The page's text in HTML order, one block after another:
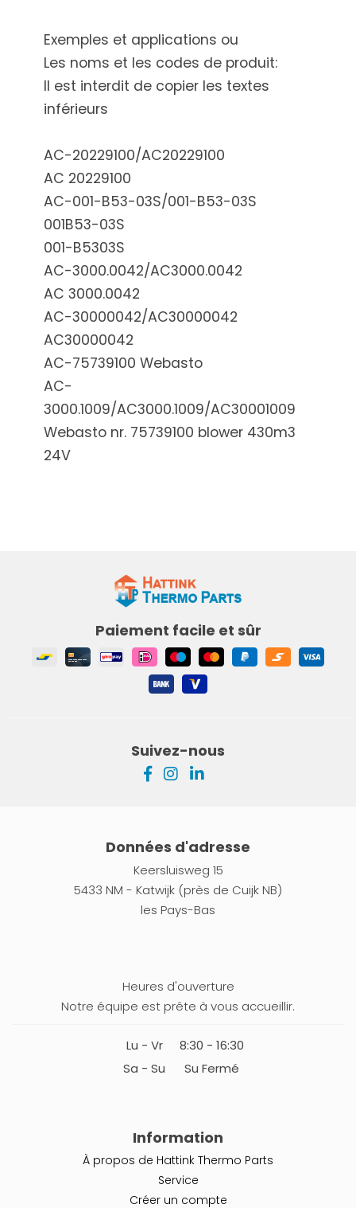
Exemples et applications ou
Les noms et les codes de produit:
Il est interdit de copier les textes
inférieurs
AC-20229100/AC20229100
AC 20229100
AC-001-B53-03S/001-B53-03S
001B53-03S
001-B5303S
AC-3000.0042/AC3000.0042
AC 3000.0042
AC-30000042/AC30000042
AC30000042
AC-75739100 Webasto
AC-
3000.1009/AC3000.1009/AC30001009
Webasto nr. 75739100 blower 430m3
24V
Paiement facile et sûr
Suivez-nous
Données d'adresse
Keersluisweg 15
5433 NM - Katwijk (près de Cuijk NB)
les Pays-Bas
Heures d'ouverture
Notre équipe est prête à vous accueillir.
Lu - Vr
8:30 - 16:30
Sa - Su
Su Fermé
Information
À propos de Hattink Thermo Parts
Service
Créer un compte